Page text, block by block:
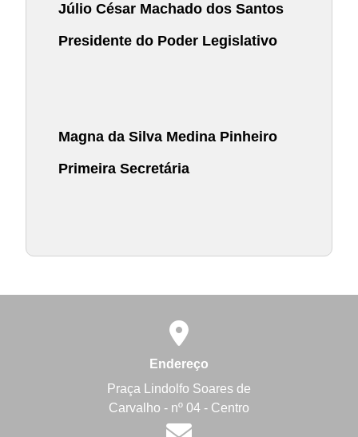
Júlio César Machado dos Santos
Presidente do Poder Legislativo
Magna da Silva Medina Pinheiro
Primeira Secretária
Endereço
Praça Lindolfo Soares de
Carvalho - nº 04 - Centro